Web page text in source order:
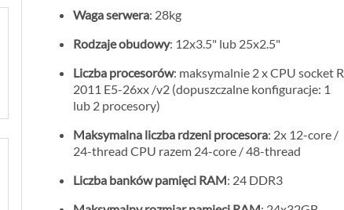
Waga serwera: 28kg
Rodzaje obudowy: 12x3.5" lub 25x2.5"
Liczba procesorów: maksymalnie 2 x CPU socket R
2011 E5-26xx /v2 (dopuszczalne konfiguracje: 1
lub 2 procesory)
Maksymalna liczba rdzeni procesora: 2x 12-core /
24-thread CPU razem 24-core / 48-thread
Liczba banków pamięci RAM: 24 DDR3